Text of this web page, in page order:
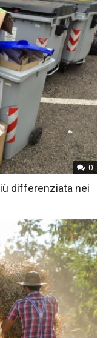
0
differenziata nei